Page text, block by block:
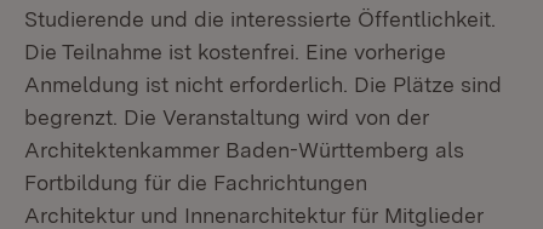
Studierende und die interessierte Öffentlichkeit.
Die Teilnahme ist kostenfrei. Eine vorherige
Anmeldung ist nicht erforderlich. Die Plätze sind
begrenzt. Die Veranstaltung wird von der
Architektenkammer Baden-Württemberg als
Fortbildung für die Fachrichtungen
Architektur und Innenarchitektur für Mitglieder